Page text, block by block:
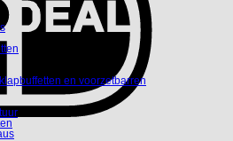
en voorzetbarren